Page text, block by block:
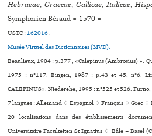
Hebraeae, Graecae, Gallicae, Italicae,
Symphorien Béraud ● 1570 ●
USTC : 162016.
Musée Virtuel des Dictionnaires (MVD).
Beaulieux, 1904 : p.377 , «Calepinus (Ambrosius) ».
1975 : n°117. Bingen, 1987 : p.43 et 45, n°6.
CALEPINUS». Niederehe, 1995 : n°525 et 526.
7 langues :Allemand ♢Espagnol ♢Français ♢Grec ♢
20 localisations dans des établissements
Universitaire Faculteiten St Ignatius ♢ Bâle = Basel